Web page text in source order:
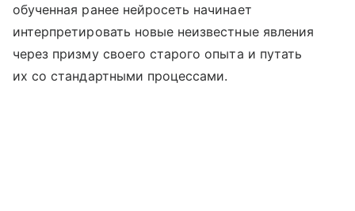
обученная ранее нейросеть начинает
интерпретировать новые неизвестные явления
через призму своего старого опыта и путать
их со стандартными процессами.